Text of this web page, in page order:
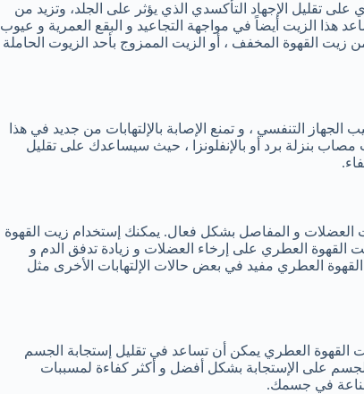
تقليل الإجهاد التأكسدي الذي يؤثر على الجلد، وتزيد من
هذا الزيت أيضاً في مواجهة التجاعيد و البقع العمرية و عيوب
القهوة المخفف ، أو الزيت الممزوج بأحد الزيوت الحاملة
التنفسي ، و تمنع الإصابة بالإلتهابات من جديد في هذا
بنزلة برد أو بالإنفلونزا ، حيث سيساعدك على تقليل
العضلات و المفاصل بشكل فعال. يمكنك إستخدام زيت القهوة
القهوة العطري على إرخاء العضلات و زيادة تدفق الدم و
العطري مفيد في بعض حالات الإلتهابات الأخرى مثل
القهوة العطري يمكن أن تساعد في تقليل إستجابة الجسم
على الإستجابة بشكل أفضل و أكثر كفاءة لمسببات
في جسمك.